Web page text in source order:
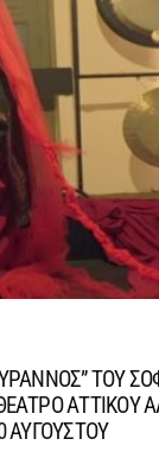
ΤΟΥ
ΑΤΤΙΚΟΥ
ΑΥΓΟΥΣΤΟΥ